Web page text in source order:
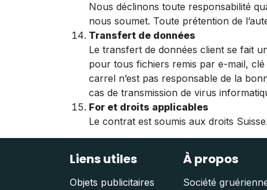
Nous déclinons toute responsabilité
nous soumet. Toute prétention de
Transfert de données
Le transfert de données client se fait
pour tous fichiers remis par e-mail,
carrel n’est pas responsable de la
cas de transmission de virus
For et droits applicables
Le contrat est soumis aux droits
Liens utiles
Objets publicitaires
À propos
Société